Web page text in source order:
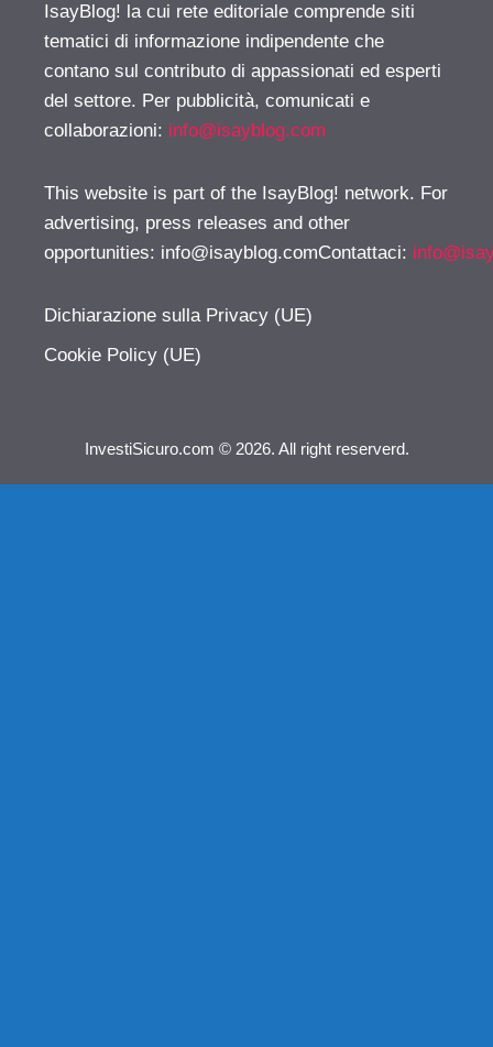
IsayBlog! la cui rete editoriale comprende siti
tematici di informazione indipendente che
contano sul contributo di appassionati ed esperti
del settore. Per pubblicità, comunicati e
collaborazioni: info@isayblog.com
This website is part of the IsayBlog! network. For
advertising, press releases and other
opportunities: info@isayblog.comContattaci:
Dichiarazione sulla Privacy (UE)
Cookie Policy (UE)
InvestiSicuro.com © 2026. All right reserverd.